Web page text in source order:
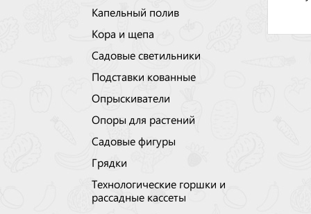
Капельный полив
Кора и щепа
Садовые светильники
Подставки кованные
Опрыскиватели
Опоры для растений
Садовые фигуры
Грядки
Технологические горшки и
рассадные кассеты